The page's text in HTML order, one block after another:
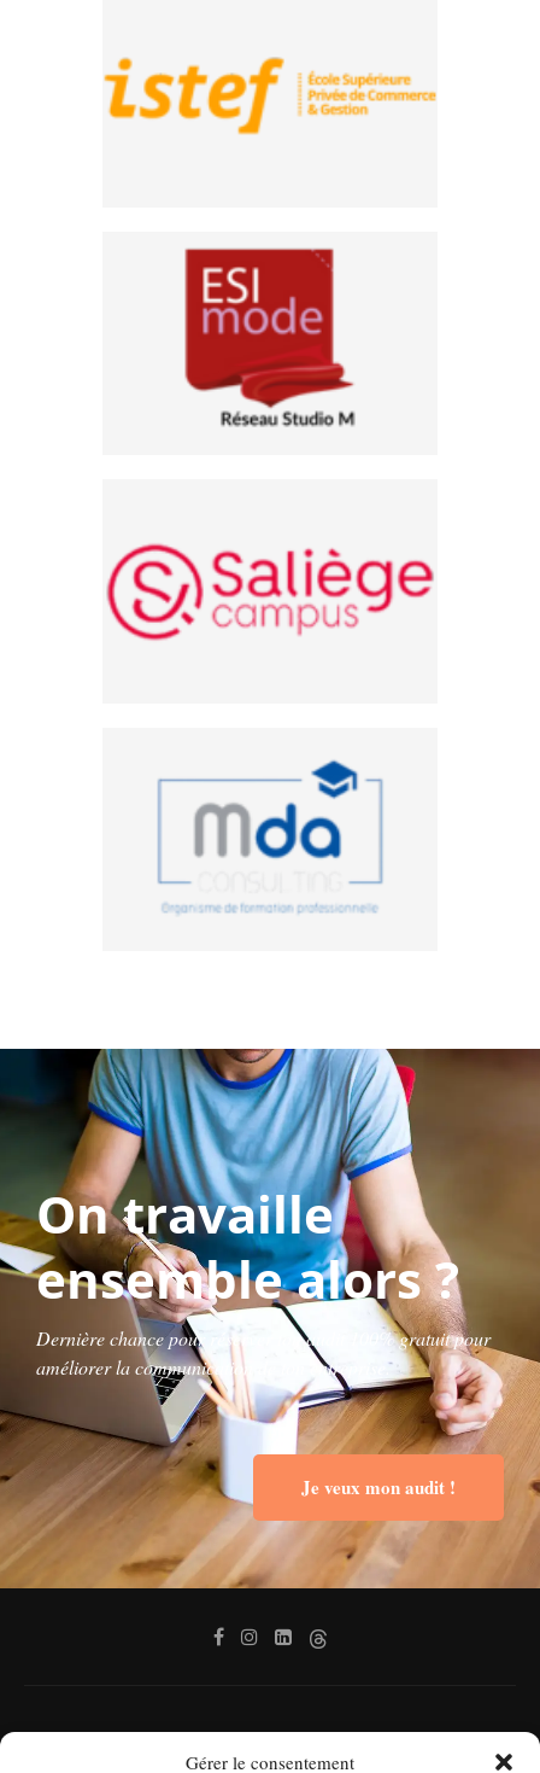
Gérer le consentement
On travaille
ensemble alors ?
Dernière chance pour réserver ton audit 100% gratuit pour
améliorer la communication de ton entreprise.
Je veux mon audit !